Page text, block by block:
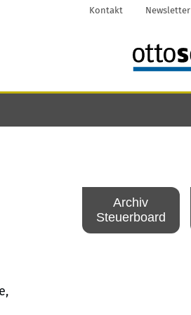
Kontakt Newsletter
Archiv
Steuerboard